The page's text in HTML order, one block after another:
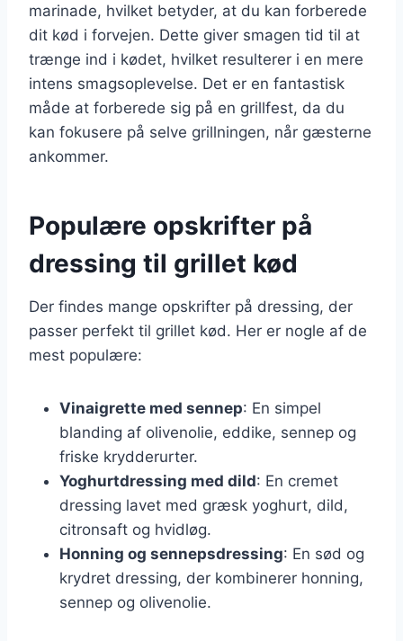
marinade, hvilket betyder, at du kan forberede
dit kød i forvejen. Dette giver smagen tid til at
trænge ind i kødet, hvilket resulterer i en mere
intens smagsoplevelse. Det er en fantastisk
måde at forberede sig på en grillfest, da du
kan fokusere på selve grillningen, når gæsterne
ankommer.
Populære opskrifter på
dressing til grillet kød
Der findes mange opskrifter på dressing, der
passer perfekt til grillet kød. Her er nogle af de
mest populære:
Vinaigrette med sennep: En simpel
blanding af olivenolie, eddike, sennep og
friske krydderurter.
Yoghurtdressing med dild: En cremet
dressing lavet med græsk yoghurt, dild,
citronsaft og hvidløg.
Honning og sennepsdressing: En sød og
krydret dressing, der kombinerer honning,
sennep og olivenolie.